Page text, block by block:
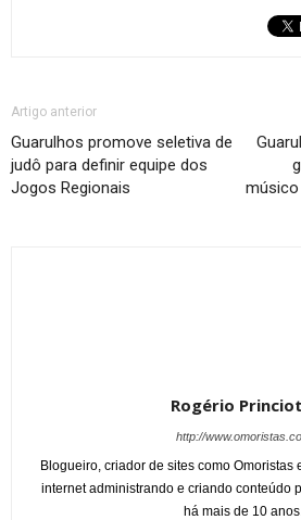
Artigo anterior
Guarulhos promove seletiva de
judô para definir equipe dos
Jogos Regionais
músico
Rogério
http://
Blogueiro, criador de sites como Omoristas
internet administrando e criando conteúdo
há mais de 10 anos.